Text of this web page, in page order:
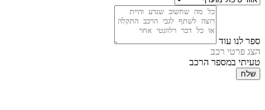
ספר לנו עוד
הצג פרטי רכב
טעיתי במספר הרכב
שלח